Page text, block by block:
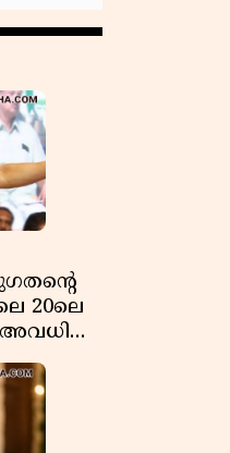
20ലെ
അവധി